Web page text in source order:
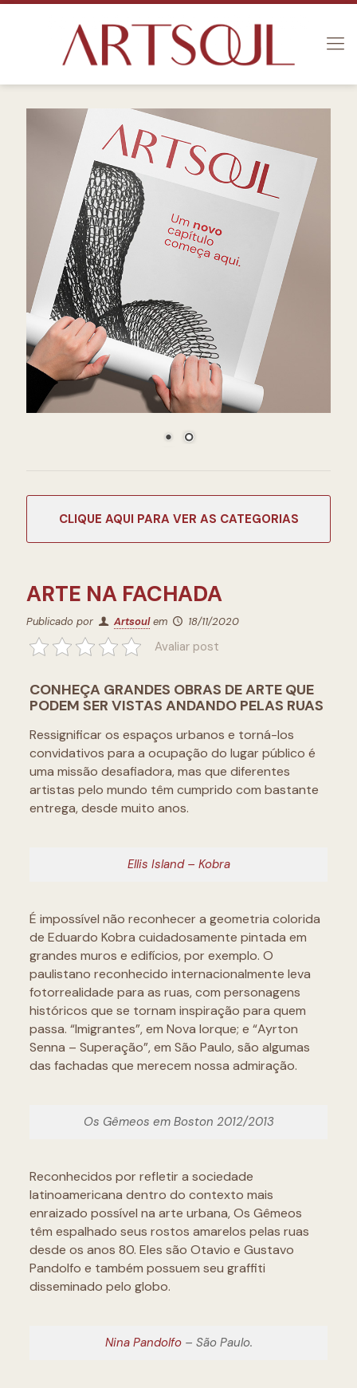
ARTE NA FACHADA
Publicado por Artsoul em 18/11/2020
Avaliar post
CONHEÇA GRANDES OBRAS DE ARTE QUE
PODEM SER VISTAS ANDANDO PELAS RUAS
Ressignificar os espaços urbanos e torná-los
convidativos para a ocupação do lugar público é
uma missão desafiadora, mas que diferentes
artistas pelo mundo têm cumprido com bastante
entrega, desde muito anos.
Ellis Island – Kobra
É impossível não reconhecer a geometria colorida
de Eduardo Kobra cuidadosamente pintada em
grandes muros e edifícios, por exemplo. O
paulistano reconhecido internacionalmente leva
fotorrealidade para as ruas, com personagens
históricos que se tornam inspiração para quem
passa. “Imigrantes”, em Nova Iorque; e “Ayrton
Senna – Superação”, em São Paulo, são algumas
das fachadas que merecem nossa admiração.
Os Gêmeos em Boston 2012/2013
Reconhecidos por refletir a sociedade
latinoamericana dentro do contexto mais
enraizado possível na arte urbana, Os Gêmeos
têm espalhado seus rostos amarelos pelas ruas
desde os anos 80. Eles são Otavio e Gustavo
Pandolfo e também possuem seu graffiti
disseminado pelo globo.
Nina Pandolfo– São Paulo.
CATEGORIAS